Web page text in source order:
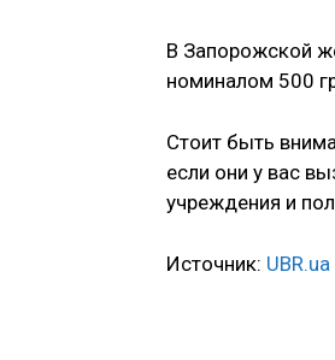
В Запорожской
номиналом 500
Стоит быть
если они у вас
учреждения и
Источник: UBR.ua